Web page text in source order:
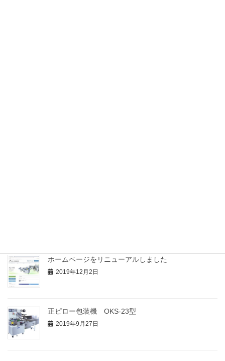
ホームページをリニューアルしました
2019年12月2日
正ピロー包装機 OKS-23型
2019年9月27日